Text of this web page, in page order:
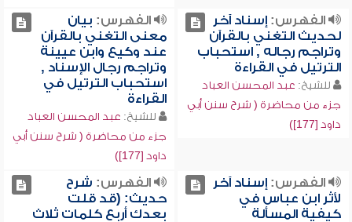
الفهرس:إسناد آخر
لحديث التغني بالقرآن
وتراجم رجاله , استحباب
الترتيل في القراءة
للشيخ: عبد المحسن العباد
جزء من محاضرة ( شرح سنن أبي
داود [177])
الفهرس: بيان
معنى التغني بالقرآن
عند وكيع وابن عيينة
وتراجم رجال الإسناد ,
استحباب الترتيل في
القراءة
للشيخ: عبد المحسن العباد
جزء من محاضرة ( شرح سنن أبي
داود [177])
الفهرس:إسناد آخر
لأثر ابن عباس في
كيفية المسألة
الفهرس: شرح
حديث: (قد قلت
بعدك أربع كلمات ثلاث